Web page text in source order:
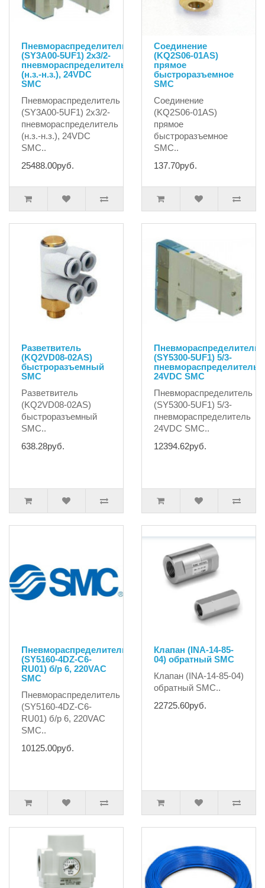
Пневмораспределитель
(SY3A00-5UF1) 2x3/2-
пневмораспределитель
(н.з.-н.з.), 24VDC
SMC
Пневмораспределитель
(SY3A00-5UF1) 2x3/2-
пневмораспределитель
(н.з.-н.з.), 24VDC
SMC..
25488.00руб.
Соединение
(KQ2S06-01AS)
прямое
быстроразъемное
SMC
Соединение
(KQ2S06-01AS)
прямое
быстроразъемное
SMC..
137.70руб.
Разветвитель
(KQ2VD08-02AS)
быстроразъемный
SMC
Разветвитель
(KQ2VD08-02AS)
быстроразъемный
SMC..
638.28руб.
Пневмораспределитель
(SY5300-5UF1) 5/3-
пневмораспределитель
24VDC SMC
Пневмораспределитель
(SY5300-5UF1) 5/3-
пневмораспределитель
24VDC SMC..
12394.62руб.
Пневмораспределитель
(SY5160-4DZ-C6-
RU01) б/р 6, 220VAC
SMC
Пневмораспределитель
(SY5160-4DZ-C6-
RU01) б/р 6, 220VAC
SMC..
10125.00руб.
Клапан (INA-14-85-
04) обратный SMC
Клапан (INA-14-85-04)
обратный SMC..
22725.60руб.